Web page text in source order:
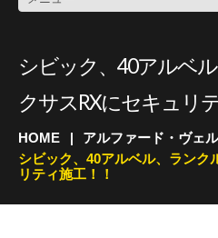
シビック、40アルベ
クサスRXにセキュリ
HOME
アルファード・ヴェ
シビック、40アルベル、ランク
リティ施工！！